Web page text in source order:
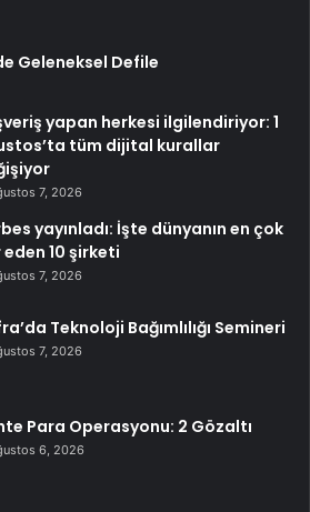
Geleneksel Defile
yapan herkesi ilgilendiriyor: 1
tüm dijital kurallar
7, 2026
yayınladı: İşte dünyanın en çok
eden 10 şirketi
7, 2026
Teknoloji Bağımlılığı Semineri
7, 2026
Para Operasyonu: 2 Gözaltı
6, 2026